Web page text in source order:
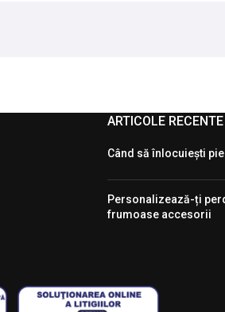
ARTICOLE RECENTE
Când să înlocuiești
Personalizează-ți
frumoase accesorii